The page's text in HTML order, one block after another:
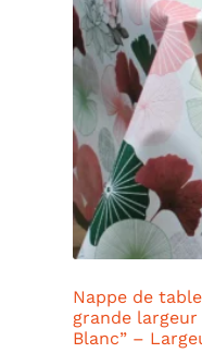
Nappe de
grande largeur
Blanc” –